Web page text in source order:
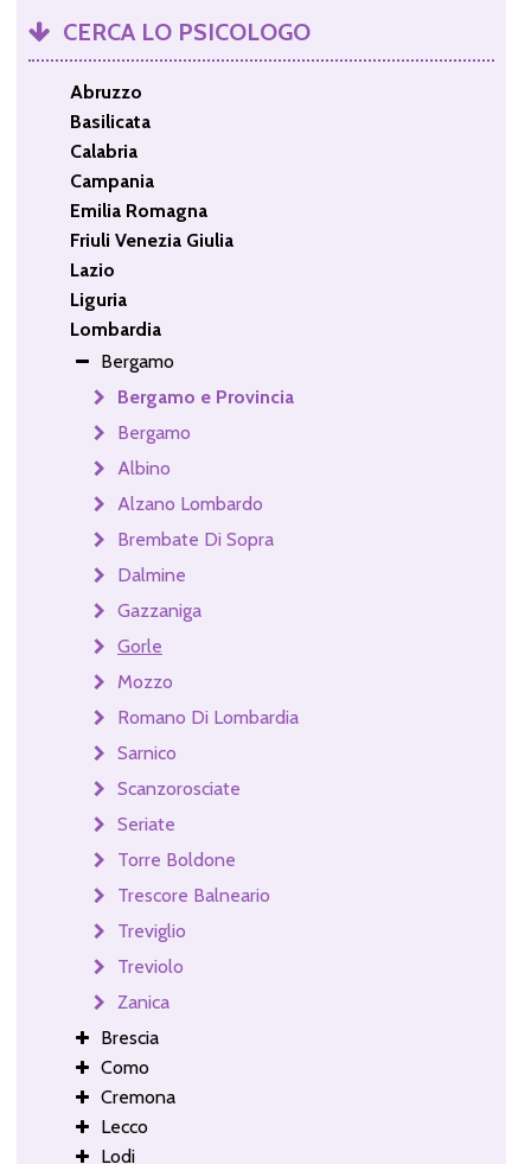
CERCA LO PSICOLOGO
Abruzzo
Basilicata
Calabria
Campania
Emilia Romagna
Friuli Venezia Giulia
Lazio
Liguria
Lombardia
Bergamo
Bergamo e Provincia
Bergamo
Albino
Alzano Lombardo
Brembate Di Sopra
Dalmine
Gazzaniga
Gorle
Mozzo
Romano Di Lombardia
Sarnico
Scanzorosciate
Seriate
Torre Boldone
Trescore Balneario
Treviglio
Treviolo
Zanica
Brescia
Como
Cremona
Lecco
Lodi